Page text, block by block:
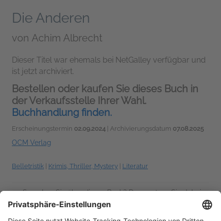
Die Anderen
von Achim Albrecht
Dieser Titel war ehemals bei NetGalley verfügbar und
ist jetzt archiviert.
Bestellen oder kaufen Sie dieses Buch in
der Verkaufsstelle Ihrer Wahl.
Buchhandlung finden.
Erscheinungstermin 02.09.2024 | Archivierungsdatum 07.08.2025
OCM Verlag
Belletristik Krimis, Thriller, Mystery Literatur
Sprechen Sie über dieses Buch? Dann nutzen Sie dabei
#DieAnderen #NetGalleyDE